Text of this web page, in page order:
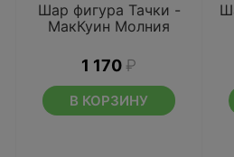
Шар фигура Тачки -
МакКуин Молния
1 170 ₽
В КОРЗИНУ